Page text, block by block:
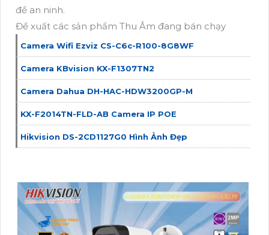
đề an ninh.
Đề xuất các sản phẩm Thu Âm đang bán chạy
Camera Wifi Ezviz CS-C6c-R100-8G8WF
Camera KBvision KX-F1307TN2
Camera Dahua DH-HAC-HDW3200GP-M
KX-F2014TN-FLD-AB Camera IP POE
Hikvision DS-2CD1127G0 Hình Ảnh Đẹp